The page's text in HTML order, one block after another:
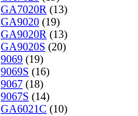
GA7020R (13)
GA9020 (19)
GA9020R (13)
GA9020S (20)
9069 (19)
9069S (16)
9067 (18)
9067S (14)
GA6021C (10)